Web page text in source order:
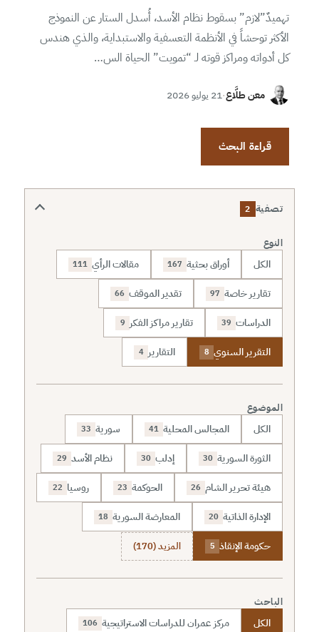
تهميدٌ”لازم” بسقوط نظام الأسد، أُسدل الستار عن النموذج
الأكثر توحشاً في الأنظمة التعسفية والاستبداية، والذي هندس
كل أدواته ومراكز قوته لـ “تمويت” الحياة الس…
معن طلَّاع·21 يوليو 2026
قراءة البحث
تصفية 2
النوع
الكل أوراق بحثية 167 مقالات الرأي 111
تقارير خاصة 97 تقدير الموقف 66
الدراسات 39 تقارير مراكز الفكر 9
التقرير السنوي 8 التقارير 4
الموضوع
الكل المجالس المحلية 41 سورية 33
الثورة السورية 30 إدلب 30 نظام الأسد 29
هيئة تحرير الشام 26 الحوكمة 23 روسيا 22
الإدارة الذاتية 20 المعارضة السورية 18
حكومة الإنقاذ 5 المزيد (170)
الباحث
الكل مركز عمران للدراسات الاستراتيجية 106